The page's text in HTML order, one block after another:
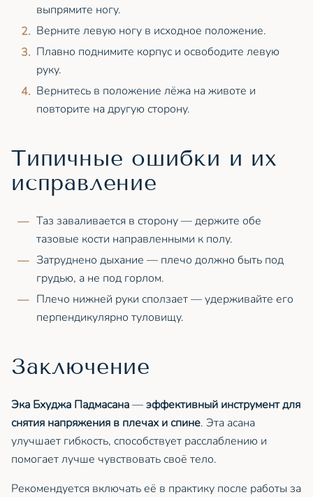
выпрямите ногу.
Верните левую ногу в исходное положение.
Плавно поднимите корпус и освободите левую
руку.
Вернитесь в положение лёжа на животе и
повторите на другую сторону.
Типичные ошибки и их
исправление
Таз заваливается в сторону — держите обе
тазовые кости направленными к полу.
Затруднено дыхание — плечо должно быть под
грудью, а не под горлом.
Плечо нижней руки сползает — удерживайте его
перпендикулярно туловищу.
Заключение
Эка Бхуджа Падмасана—эффективный инструмент для
снятия напряжения в плечах и спине. Эта асана
улучшает гибкость, способствует расслаблению и
помогает лучше чувствовать своё тело.
Рекомендуется включать её в практику после работы за